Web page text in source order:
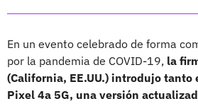
En un evento celebrado de forma
por la pandemia de COVID-19, la
(California, EE.UU.) introdujo tanto
Pixel 4a 5G, una versión